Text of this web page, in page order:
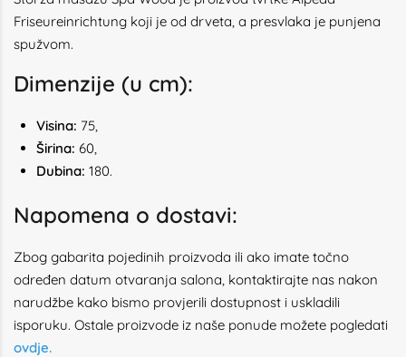
Friseureinrichtung koji je od drveta, a presvlaka je punjena
spužvom.
Dimenzije (u cm):
Visina: 75,
Širina: 60,
Dubina: 180.
Napomena o dostavi:
Zbog gabarita pojedinih proizvoda ili ako imate točno
određen datum otvaranja salona, kontaktirajte nas nakon
narudžbe kako bismo provjerili dostupnost i uskladili
isporuku. Ostale proizvode iz naše ponude možete pogledati
ovdje.